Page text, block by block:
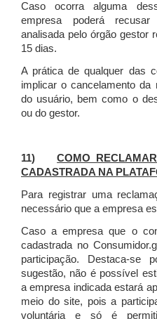
Caso ocorra alguma
empresa poderá
analisada pelo órgão gestor
15 dias.
A prática de qualquer das
implicar o cancelamento da
do usuário, bem como o
ou do gestor.
11)COMO
CADASTRADA NA
Para registrar uma
necessário que a empresa
Caso a empresa que o
cadastrada no
participação. Destaca-se
sugestão, não é possível
a empresa indicada estará
meio do site, pois a
voluntária e só é